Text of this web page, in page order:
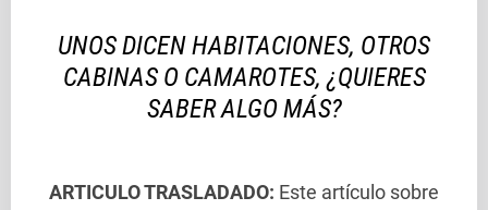
UNOS DICEN HABITACIONES, OTROS
CABINAS O CAMAROTES, ¿QUIERES
SABER ALGO MÁS?
ARTICULO TRASLADADO: Este artículo sobre